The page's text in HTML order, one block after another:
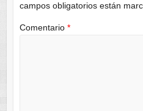
campos obligatorios están
Comentario *